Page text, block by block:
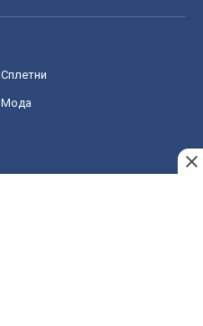
Сплетни
Мода